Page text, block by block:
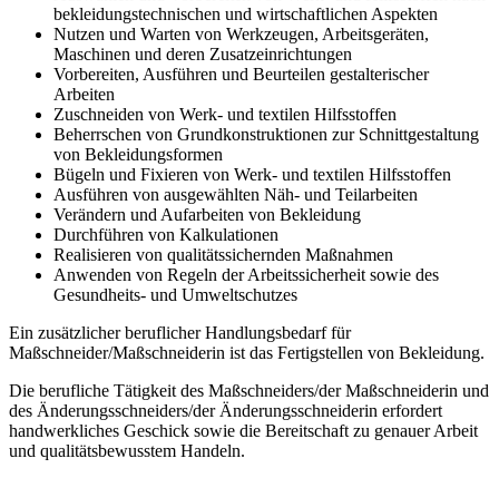
bekleidungstechnischen und wirtschaftlichen Aspekten
Nutzen und Warten von Werkzeugen, Arbeitsgeräten,
Maschinen und deren Zusatzeinrichtungen
Vorbereiten, Ausführen und Beurteilen gestalterischer
Arbeiten
Zuschneiden von Werk- und textilen Hilfsstoffen
Beherrschen von Grundkonstruktionen zur Schnittgestaltung
von Bekleidungsformen
Bügeln und Fixieren von Werk- und textilen Hilfsstoffen
Ausführen von ausgewählten Näh- und Teilarbeiten
Verändern und Aufarbeiten von Bekleidung
Durchführen von Kalkulationen
Realisieren von qualitätssichernden Maßnahmen
Anwenden von Regeln der Arbeitssicherheit sowie des
Gesundheits- und Umweltschutzes
Ein zusätzlicher beruflicher Handlungsbedarf für
Maßschneider/Maßschneiderin ist das Fertigstellen von Bekleidung.
Die berufliche Tätigkeit des Maßschneiders/der Maßschneiderin und
des Änderungsschneiders/der Änderungsschneiderin erfordert
handwerkliches Geschick sowie die Bereitschaft zu genauer Arbeit
und qualitätsbewusstem Handeln.